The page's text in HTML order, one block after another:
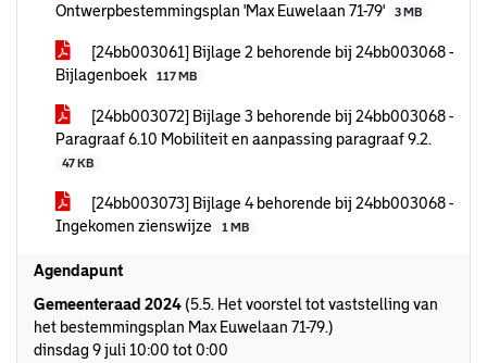
Ontwerpbestemmingsplan 'Max Euwelaan 71-79'
3 MB
[24bb003061] Bijlage 2 behorende bij 24bb003068 -
Bijlagenboek
117 MB
[24bb003072] Bijlage 3 behorende bij 24bb003068 -
Paragraaf 6.10 Mobiliteit en aanpassing paragraaf 9.2.
47 KB
[24bb003073] Bijlage 4 behorende bij 24bb003068 -
Ingekomen zienswijze
1 MB
Agendapunt
Gemeenteraad 2024 (5.5. Het voorstel tot vaststelling van
het bestemmingsplan Max Euwelaan 71-79.)
dinsdag 9 juli 10:00 tot 0:00